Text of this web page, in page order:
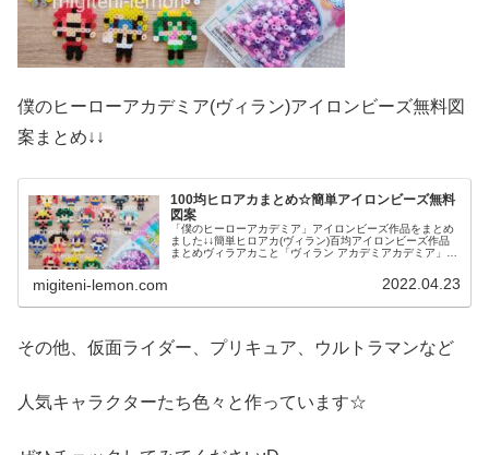
僕のヒーローアカデミア(ヴィラン)アイロンビーズ無料図
案まとめ↓↓
100均ヒロアカまとめ☆簡単アイロンビーズ無料
図案
「僕のヒーローアカデミア」アイロンビーズ作品をまとめ
ました↓↓簡単ヒロアカ(ヴィラン)百均アイロンビーズ作品
まとめヴィラアカこと「ヴィラン アカデミアカデミア」が
migiteni-lemon.com 2022.04.23
その他、仮面ライダー、プリキュア、ウルトラマンなど
人気キャラクターたち色々と作っています☆